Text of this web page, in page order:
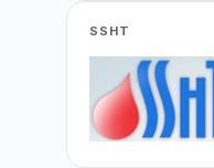
SSHT